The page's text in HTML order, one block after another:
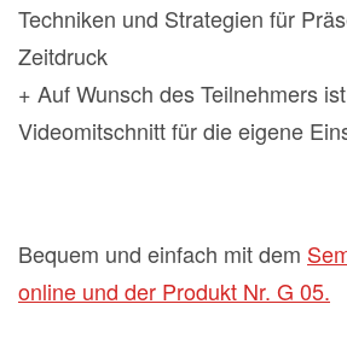
Techniken und Strategien für
Zeitdruck
+ Auf Wunsch des Teilnehmers
Videomitschnitt für die eigene
Bequem und einfach mit dem
online und der Produkt Nr. G 05.